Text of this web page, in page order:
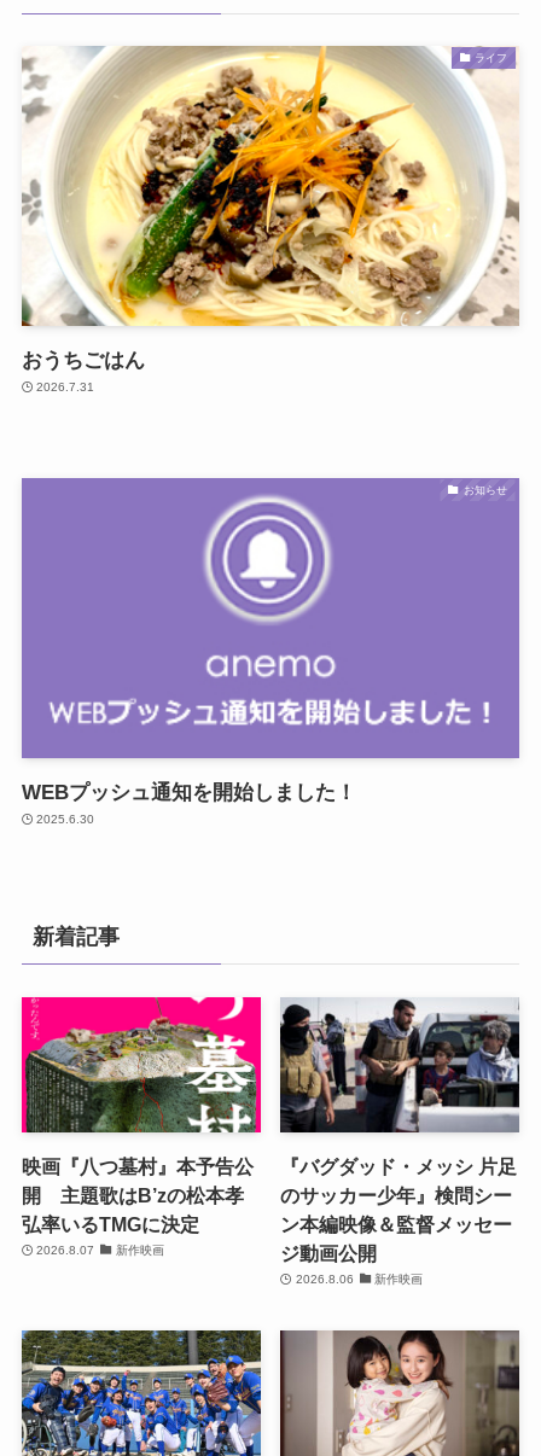
ライフ
おうちごはん
2026.7.31
お知らせ
WEBプッシュ通知を開始しました！
2025.6.30
新着記事
映画『八つ墓村』本予告公
開 主題歌はB’zの松本孝
弘率いるTMGに決定
2026.8.07 新作映画
『バグダッド・メッシ 片足
のサッカー少年』検問シー
ン本編映像＆監督メッセー
ジ動画公開
2026.8.06 新作映画